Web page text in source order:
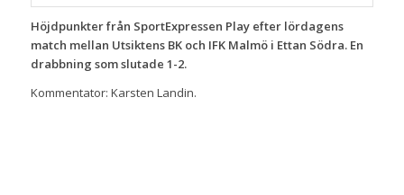
Höjdpunkter från SportExpressen Play efter lördagens
match mellan Utsiktens BK och IFK Malmö i Ettan Södra. En
drabbning som slutade 1-2.
Kommentator: Karsten Landin.